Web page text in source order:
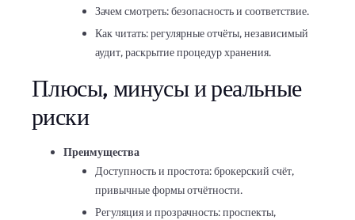
Зачем смотреть: безопасность и соответствие.
Как читать: регулярные отчёты, независимый
аудит, раскрытие процедур хранения.
Плюсы, минусы и реальные
риски
Преимущества
Доступность и простота: брокерский счёт,
привычные формы отчётности.
Регуляция и прозрачность: проспекты,